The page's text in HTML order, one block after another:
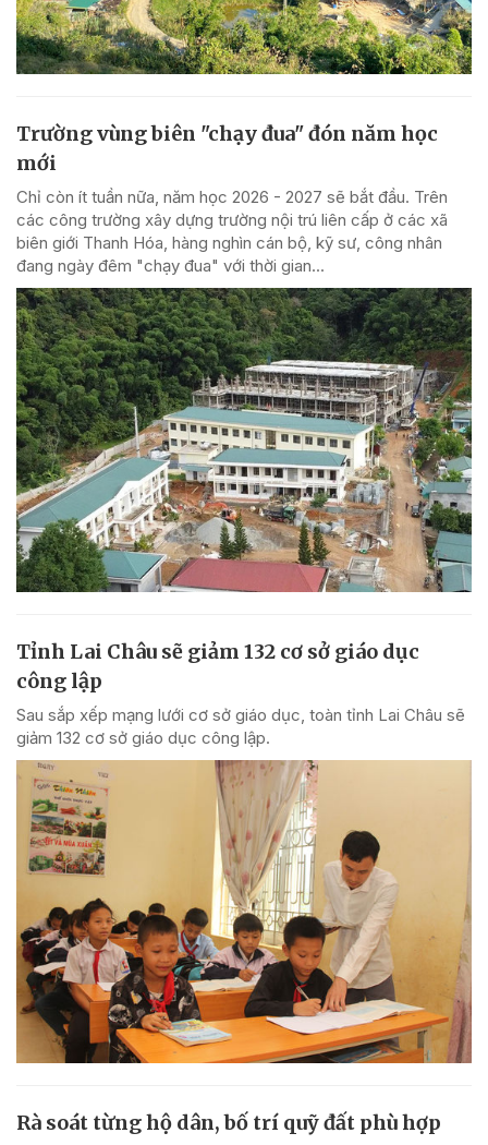
Trường vùng biên "chạy đua" đón năm học
mới
Chỉ còn ít tuần nữa, năm học 2026 - 2027 sẽ bắt đầu. Trên
các công trường xây dựng trường nội trú liên cấp ở các xã
biên giới Thanh Hóa, hàng nghìn cán bộ, kỹ sư, công nhân
đang ngày đêm "chạy đua" với thời gian...
Tỉnh Lai Châu sẽ giảm 132 cơ sở giáo dục
công lập
Sau sắp xếp mạng lưới cơ sở giáo dục, toàn tỉnh Lai Châu sẽ
giảm 132 cơ sở giáo dục công lập.
Rà soát từng hộ dân, bố trí quỹ đất phù hợp